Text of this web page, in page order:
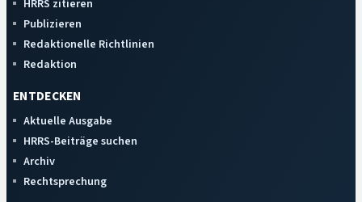
HRRS zitieren
Publizieren
Redaktionelle Richtlinien
Redaktion
ENTDECKEN
Aktuelle Ausgabe
HRRS-Beiträge suchen
Archiv
Rechtsprechung